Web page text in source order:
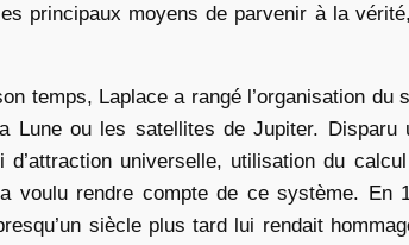
principaux moyens de parvenir à la
temps, Laplace a rangé l’organisation
Lune ou les satellites de Jupiter.
universelle, utilisation du
voulu rendre compte de ce système.
siècle plus tard lui rendait